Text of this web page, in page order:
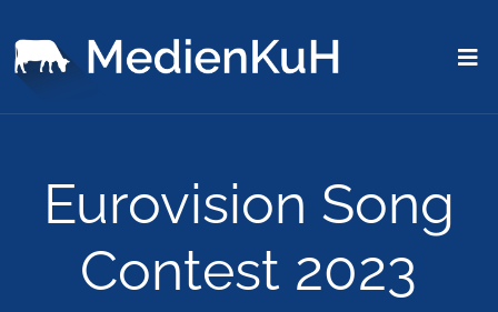
Eurovision Song
Contest 2023